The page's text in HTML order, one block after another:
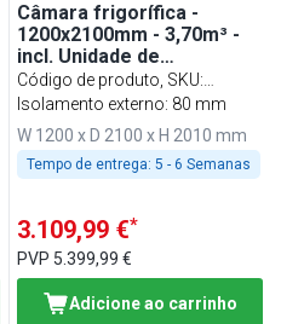
Câmara frigorífica -
1200x2100mm - 3,70m³ -
incl. Unidade de
refrigeração
Código de produto, SKU:
KF1221#WKAF5ND
Isolamento externo: 80 mm
W 1200 x D 2100 x H 2010 mm
Tempo de entrega: 5 - 6 Semanas
3.109,99 €*
PVP 5.399,99 €
Adicione ao carrinho